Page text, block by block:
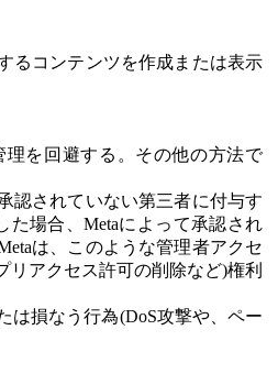
るコンテンツを作成または表示
理を回避する。その他の方法で
認されていない第三者に付与す
場合、Metaによって承認され
は、このような管理者アクセ
アクセス許可の削除など)権利
は損なう行為(DoS攻撃や、ペー